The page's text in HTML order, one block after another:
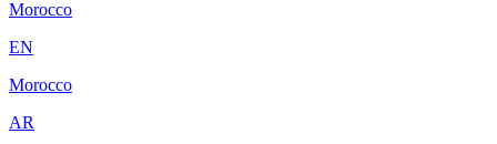
Morocco
EN
Morocco
AR